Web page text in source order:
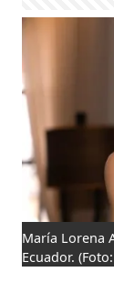
María Lorena
Ecuador.